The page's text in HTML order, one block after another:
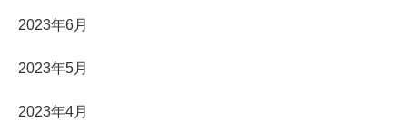
2023年6月
2023年5月
2023年4月